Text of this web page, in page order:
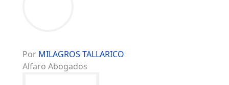
Por MILAGROS TALLARICO
Alfaro Abogados